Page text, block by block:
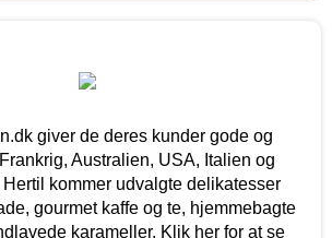
giver de deres kunder gode og
Australien, USA, Italien og
kommer udvalgte delikatesser
gourmet kaffe og te, hjemmebagte
karameller. Klik her for at se